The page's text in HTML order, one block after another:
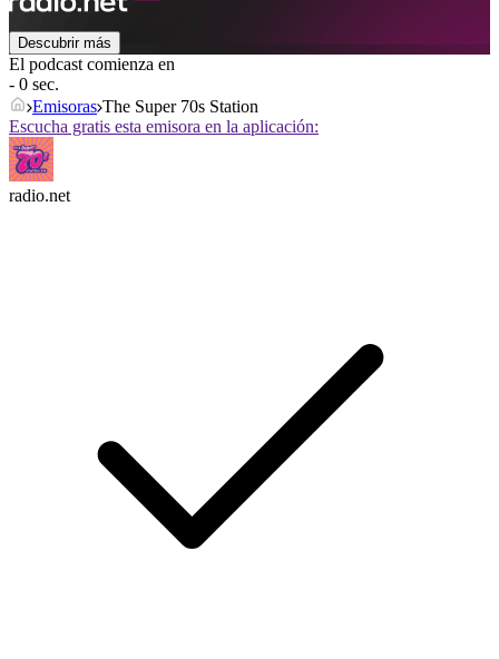
Descubrir más
El podcast comienza en
- 0 sec.
Emisoras The Super 70s Station
Escucha gratis esta emisora en la aplicación:
radio.net